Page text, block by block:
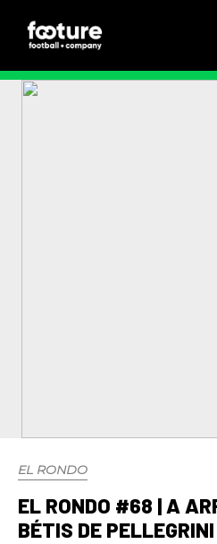
EL RONDO
EL RONDO #68 | A
BÉTIS DE PELLEGRINI